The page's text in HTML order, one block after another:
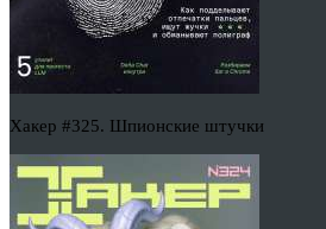
Хакер #325. Шпионские штучки